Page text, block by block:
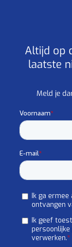
Altijd op
laatste
Meld je